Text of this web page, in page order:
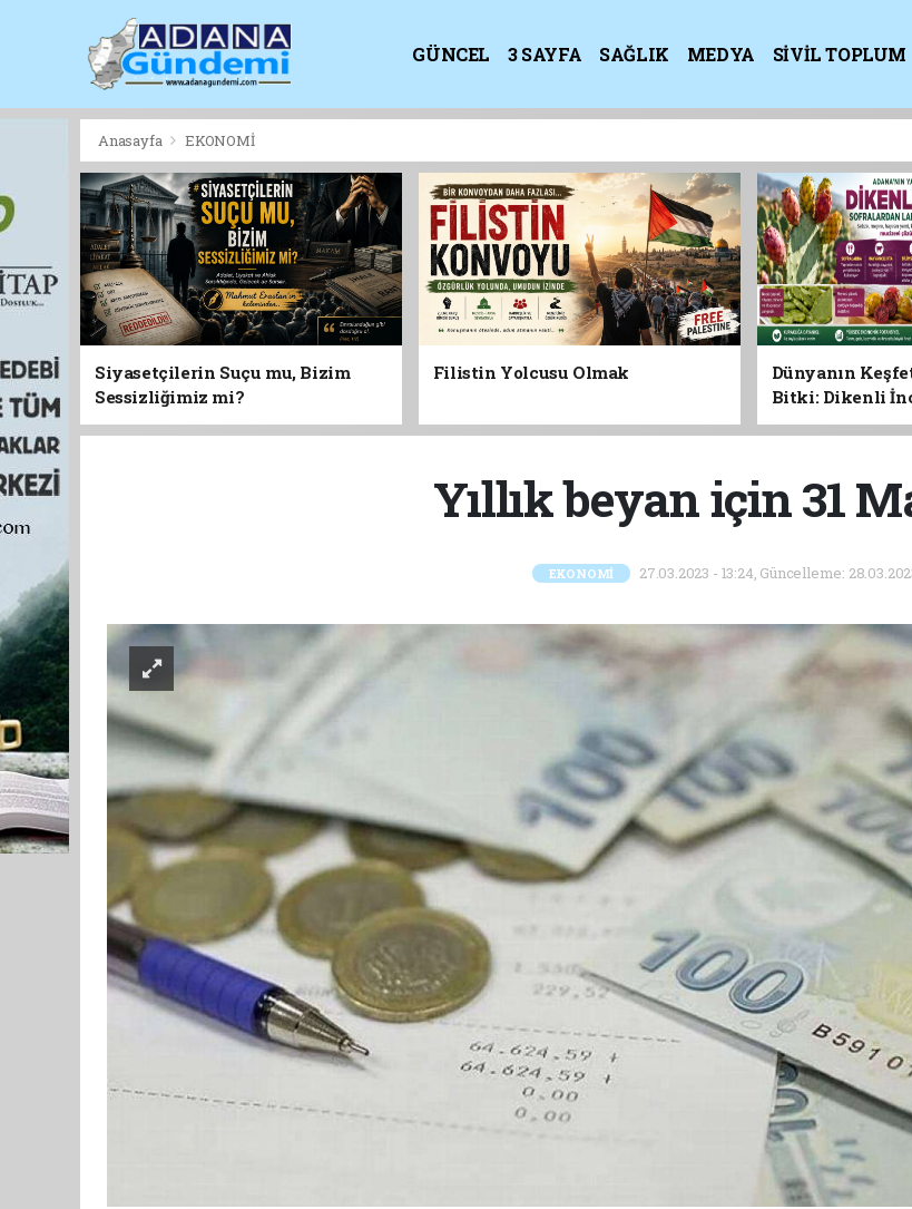
GÜNCEL 3 SAYFA SAĞLIK MEDYA SİVİL TOPLUM
Anasayfa EKONOMİ
Siyasetçilerin Suçu mu, Bizim
Sessizliğimiz mi?
Filistin Yolcusu Olmak
Dünyanın
Bitki: Dikenli
Yaprağına
Yıllık beyan için 31
EKONOMİ 27.03.2023 - 13:24, Güncelleme: